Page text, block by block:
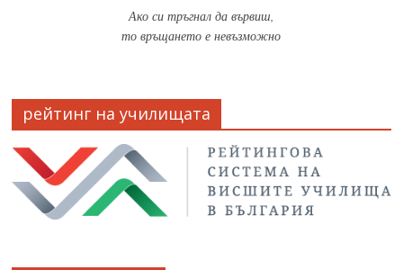
Ако си тръгнал да вървиш,
то връщането е невъзможно
рейтинг на училищата